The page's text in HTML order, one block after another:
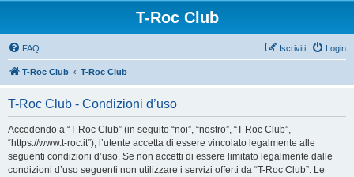
T-Roc Club
FAQ Login
Iscriviti
T-Roc Club T-Roc Club
T-Roc Club - Condizioni d’uso
Accedendo a “T-Roc Club” (in seguito “noi”, “nostro”, “T-Roc Club”,
“https://www.t-roc.it”), l’utente accetta di essere vincolato legalmente alle
seguenti condizioni d’uso. Se non accetti di essere limitato legalmente dalle
condizioni d’uso seguenti non utilizzare i servizi offerti da “T-Roc Club”. Le